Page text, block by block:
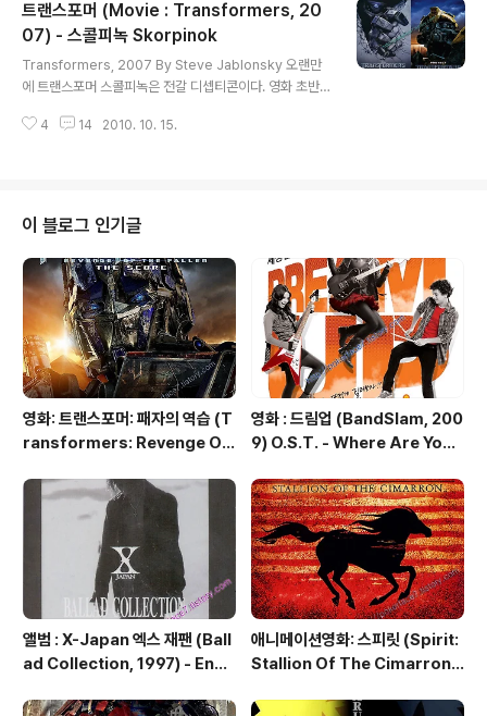
트랜스포머 (Movie : Transformers, 20
07) - 스콜피녹 Skorpinok
Transformers, 2007 By Steve Jablonsky 오랜만
에 트랜스포머 스콜피녹은 전갈 디셉티콘이다. 영화 초반
콘의 테마지만, 좋은 건 어쩔 수 없다.
4 14 2010. 10. 15.
이 블로그 인기글
영화: 트랜스포머: 패자의 역습 (T
ransformers: Revenge Of
Of Leadership (앨범 버전)
영화 : 드림업 (BandSlam, 200
9) O.S.T. - Where Are You
앨범 : X-Japan 엑스 재팬 (Ball
ad Collection, 1997) - Endl
애니메이션영화: 스피릿 (Spirit:
Stallion Of The Cimarron,